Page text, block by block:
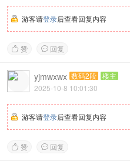
游客请登录后查看回复内容
 赞  回复
yjmwxwx 数码2段 楼主
2025-10-8 10:01:30
游客请登录后查看回复内容
 赞  回复